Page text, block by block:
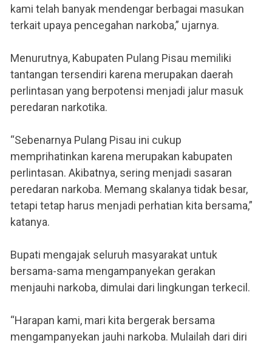
kami telah banyak mendengar berbagai masukan
terkait upaya pencegahan narkoba,” ujarnya.
Menurutnya, Kabupaten Pulang Pisau memiliki
tantangan tersendiri karena merupakan daerah
perlintasan yang berpotensi menjadi jalur masuk
peredaran narkotika.
“Sebenarnya Pulang Pisau ini cukup
memprihatinkan karena merupakan kabupaten
perlintasan. Akibatnya, sering menjadi sasaran
peredaran narkoba. Memang skalanya tidak besar,
tetapi tetap harus menjadi perhatian kita bersama,”
katanya.
Bupati mengajak seluruh masyarakat untuk
bersama-sama mengampanyekan gerakan
menjauhi narkoba, dimulai dari lingkungan terkecil.
“Harapan kami, mari kita bergerak bersama
mengampanyekan jauhi narkoba. Mulailah dari diri